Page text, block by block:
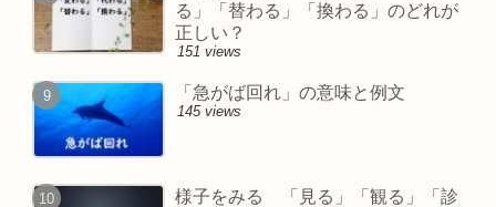
る」「替わる」「換わる」のどれが
正しい？
151 views
「急がば回れ」の意味と例文
145 views
様子をみる 「見る」「観る」「診